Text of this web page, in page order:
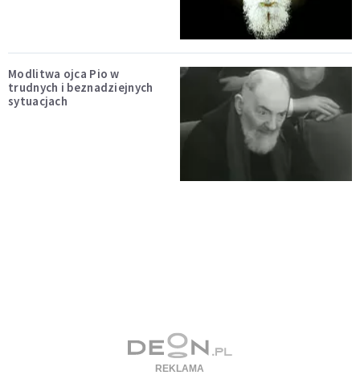
Modlitwa ojca Pio w
trudnych i beznadziejnych
sytuacjach